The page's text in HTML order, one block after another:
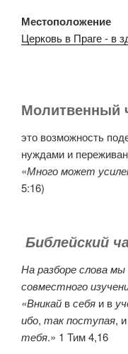
Местоположение
Церковь в Праге - в
Молитвенный
это возможность
нуждами и
«Много может
5:16)
Библейский
На разборе слова
совместного
«Вникай всебя и в
ибо, так поступая, и
тебя.» 1 Тим 4,16